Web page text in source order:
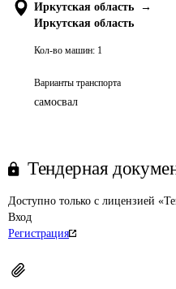
Иркутская область
→
Иркутская область
Кол-во машин: 1
Варианты транспорта
самосвал
Тендерная
Доступно только с лицензией
Вход
Регистрация